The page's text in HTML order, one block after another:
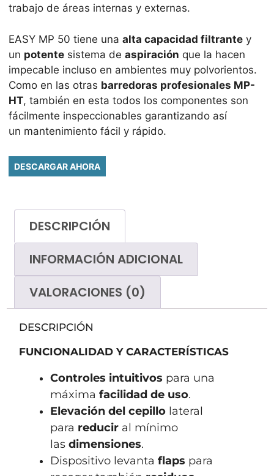
trabajo de áreas internas y externas.
EASY MP 50 tiene una alta capacidad filtrante y
un potente sistema de aspiración que la hacen
impecable incluso en ambientes muy polvorientos.
Como en las otras barredoras profesionales MP-
HT, también en esta todos los componentes son
fácilmente inspeccionables garantizando así
un mantenimiento fácil y rápido.
DESCARGAR AHORA
DESCRIPCIÓN
INFORMACIÓN ADICIONAL
VALORACIONES (0)
DESCRIPCIÓN
FUNCIONALIDAD Y CARACTERÍSTICAS
Controles intuitivos para una
máxima facilidad de uso.
Elevación del cepillo lateral
para reducir al mínimo
las dimensiones.
Dispositivo levanta flaps para